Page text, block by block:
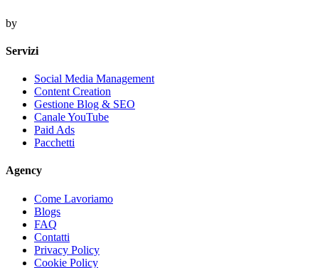
by
Servizi
Social Media Management
Content Creation
Gestione Blog & SEO
Canale YouTube
Paid Ads
Pacchetti
Agency
Come Lavoriamo
Blogs
FAQ
Contatti
Privacy Policy
Cookie Policy